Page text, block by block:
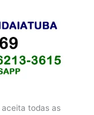
aceita todas as